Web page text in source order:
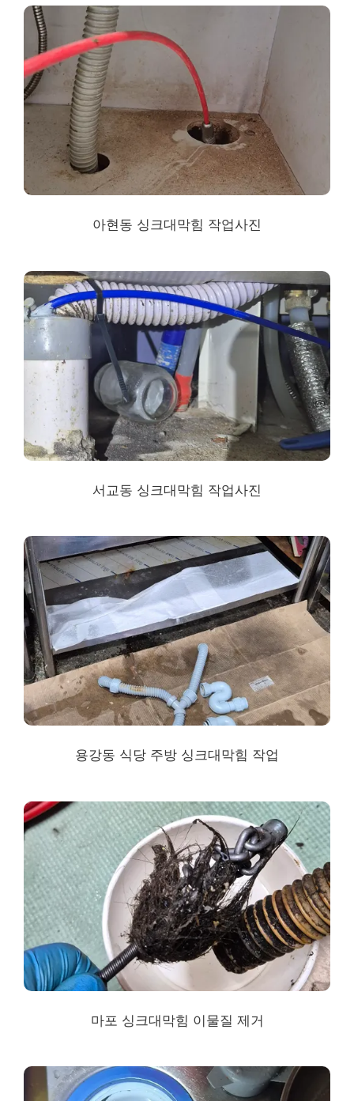
아현동 싱크대막힘 작업사진
서교동 싱크대막힘 작업사진
용강동 식당 주방 싱크대막힘 작업
마포 싱크대막힘 이물질 제거